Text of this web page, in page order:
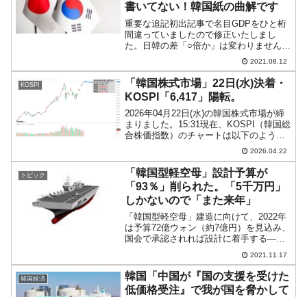
書いてない！韓国紙の曲解です
重要な追記初出記事で名目GDPをひと桁
間違っていましたので修正いたしまし
た。日韓の差「○倍か」は変わりません。
08月15日の終戦記念日が近付くと日本で
は戦争関連の報道が増えますが、韓国で
も日本併合期が終わったことを祝す光復
節として、日本に関...
2021.08.12
KOSPI
「韓国株式市場」22日(水)決着・
KOSPI「6,417」陽転。
2026年04月22日(水)の韓国株式市場が締
まりました。15:31現在、KOSPI（韓国総
合株価指数）のチャートは以下のように
『Investing.com』より引用）。陽線に転
じて終わりました。KOSPIは「6,4...
2026.04.22
トピック
「韓国型軽空母」設計予算が
「93％」削られた。「5千万円」
しかないので「また来年」
「韓国型軽空母」建造に向けて、2022年
は予算72億ウォン（約7億円）を見込み、
国会で承認されれば設計に着手する――
とご紹介したのですが……。国会審査で
承認がされませんでした。2021年11月16
日、国防委員会予算審査処は、軽空母の
基本設計...
2021.11.17
韓国経済
韓国「中国が『国の支援を受けた
低価格受注』で我が国を脅かして